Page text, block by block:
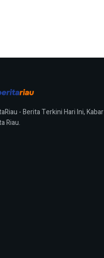
- Berita Terkini Hari Ini, Kabar
Riau.